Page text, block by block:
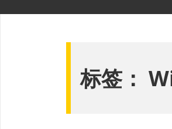
标签：